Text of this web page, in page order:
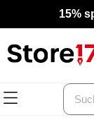
15%